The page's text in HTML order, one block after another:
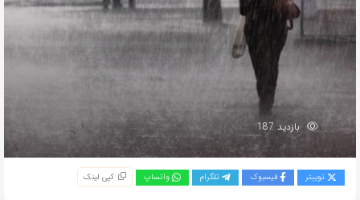
بازدید 187
توییتر فیسبوک تلگرام واتساپ کپی لینک